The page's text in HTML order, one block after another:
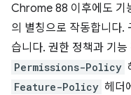
Chrome 88 이후에도 기
의 별칭으로 작동합니다.
습니다. 권한 정책과 기
Permissions-Policy
Feature-Policy 헤더